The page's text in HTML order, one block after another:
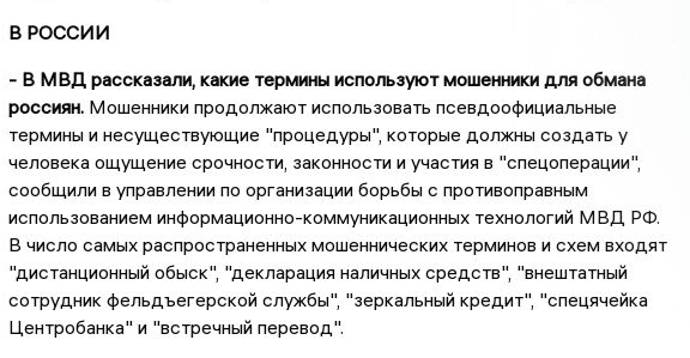
В РОССИИ
- В МВД рассказали, какие термины используют мошенники для обмана
россиян. Мошенники продолжают использовать псевдоофициальные
термины и несуществующие "процедуры", которые должны создать у
человека ощущение срочности, законности и участия в "спецоперации",
сообщили в управлении по организации борьбы с противоправным
использованием информационно-коммуникационных технологий МВД РФ.
В число самых распространенных мошеннических терминов и схем входят
"дистанционный обыск", "декларация наличных средств", "внештатный
сотрудник фельдъегерской службы", "зеркальный кредит", "спецячейка
Центробанка" и "встречный перевод".